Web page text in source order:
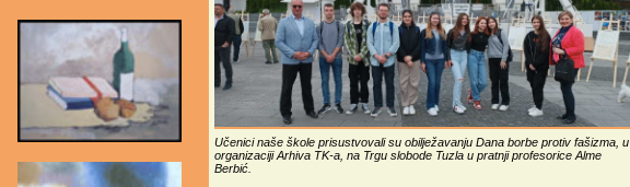
Učenici naše škole prisustvovali su obilježavanju Dana borbe protiv fašizma, u
organizaciji Arhiva TK-a, na Trgu slobode Tuzla u pratnji profesorice Alme
Berbić.